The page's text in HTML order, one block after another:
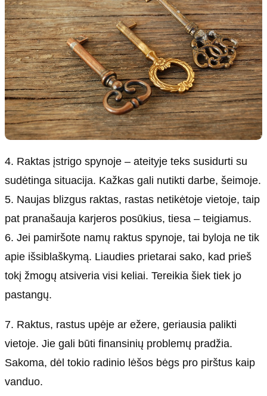
4. Raktas įstrigo spynoje – ateityje teks susidurti su
sudėtinga situacija. Kažkas gali nutikti darbe, šeimoje.
5. Naujas blizgus raktas, rastas netikėtoje vietoje, taip
pat pranašauja karjeros posūkius, tiesa – teigiamus.
6. Jei pamiršote namų raktus spynoje, tai byloja ne tik
apie išsiblaškymą. Liaudies prietarai sako, kad prieš
tokį žmogų atsiveria visi keliai. Tereikia šiek tiek jo
pastangų.
7. Raktus, rastus upėje ar ežere, geriausia palikti
vietoje. Jie gali būti finansinių problemų pradžia.
Sakoma, dėl tokio radinio lėšos bėgs pro pirštus kaip
vanduo.